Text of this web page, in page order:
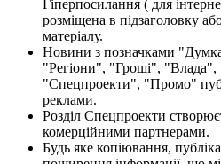
Гіперпосилання ( для
розміщена в підзаголовку
матеріалу.
Новини з позначками
"Регіони", "Гроші",
"Спецпроекти", "Промо"
реклами.
Розділ Спецпроекти
комерційними партнерами.
Будь яке копіювання,